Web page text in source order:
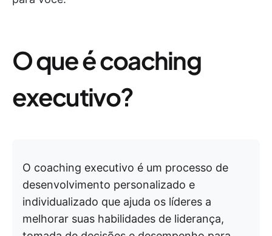
O que é coaching
executivo?
O coaching executivo é um processo de
desenvolvimento personalizado e
individualizado que ajuda os líderes a
melhorar suas habilidades de liderança,